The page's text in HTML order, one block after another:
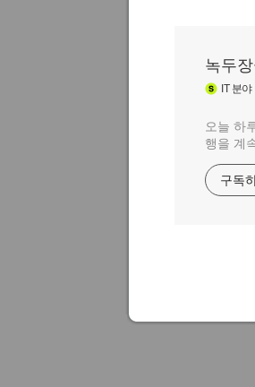
녹두
IT분야
오늘 하
행을 계
구독